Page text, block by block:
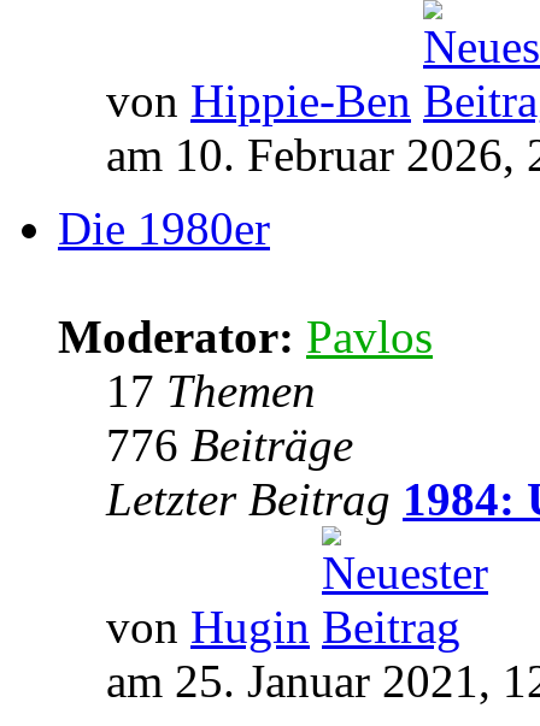
von Hippie-Ben
am 10. Februar 2026,
Die 1980er
Moderator: Pavlos
17 Themen
776 Beiträge
Letzter Beitrag 1984:
von Hugin
am 25. Januar 2021,